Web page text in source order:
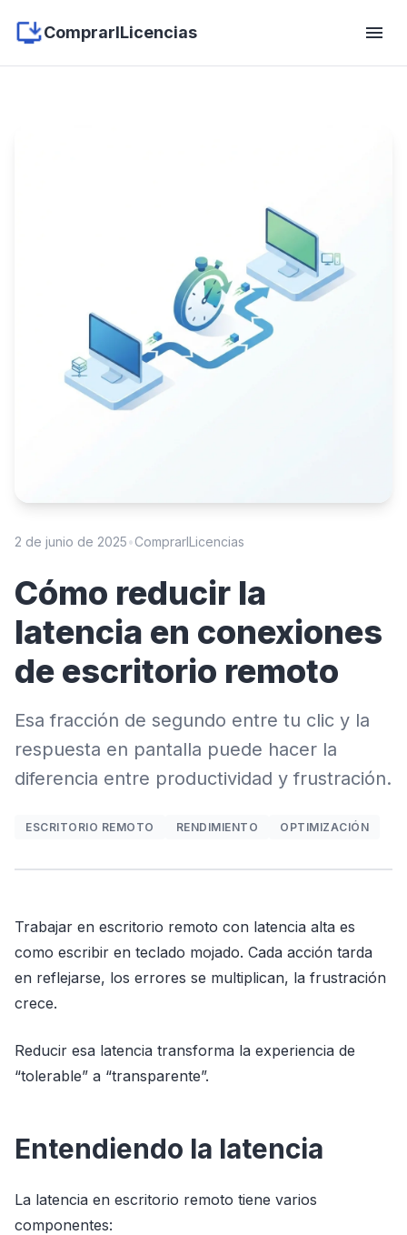
ComprarlLicencias menu
2 de junio de 2025•ComprarlLicencias
Cómo reducir la
latencia en conexiones
de escritorio remoto
Esa fracción de segundo entre tu clic y la
respuesta en pantalla puede hacer la
diferencia entre productividad y frustración.
ESCRITORIO REMOTO RENDIMIENTO OPTIMIZACIÓN
Trabajar en escritorio remoto con latencia alta es
como escribir en teclado mojado. Cada acción tarda
en reflejarse, los errores se multiplican, la frustración
crece.
Reducir esa latencia transforma la experiencia de
“tolerable” a “transparente”.
Entendiendo la latencia
La latencia en escritorio remoto tiene varios
componentes: